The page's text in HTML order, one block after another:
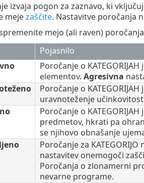
izvaja pogon za zaznavo, ki
mejezaščite. Nastavitve poročanja
mejo (ali raven) poročanja
Pojasnilo
Poročanje o
elementov. Agresivna
Poročanje o
uravnoteženje
Poročanje o
predmetov, hkrati pa
se njihovo obnašanje
Poročanje za
nastavitev onemogoči
Poročanja o zlonamerni
nevarne programe.